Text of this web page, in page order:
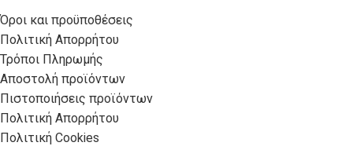
Όροι και προϋποθέσεις
Πολιτική Απορρήτου
Τρόποι Πληρωμής
Αποστολή προϊόντων
Πιστοποιήσεις προϊόντων
Πολιτική Απορρήτου
Πολιτική Cookies